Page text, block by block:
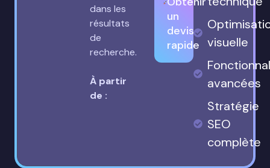
dans les
résultats
de
recherche.
À partir
de :
un
devis
rapide
visuelle
avancées
Stratégie
SEO
complète